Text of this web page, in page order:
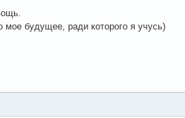
мое будущее, ради которого я учусь)